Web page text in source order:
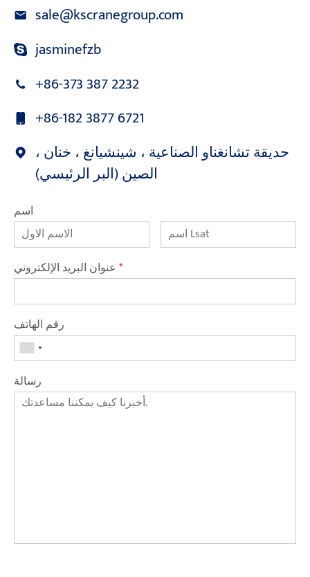
sale@kscranegroup.com
jasminefzb
+86-373 387 2232
+86-182 3877 6721
حديقة تشانغناو الصناعية ، شينشيانغ ، خنان ،
الصين (البر الرئيسي)
اسم
*
رقم الهاتف
رسالة